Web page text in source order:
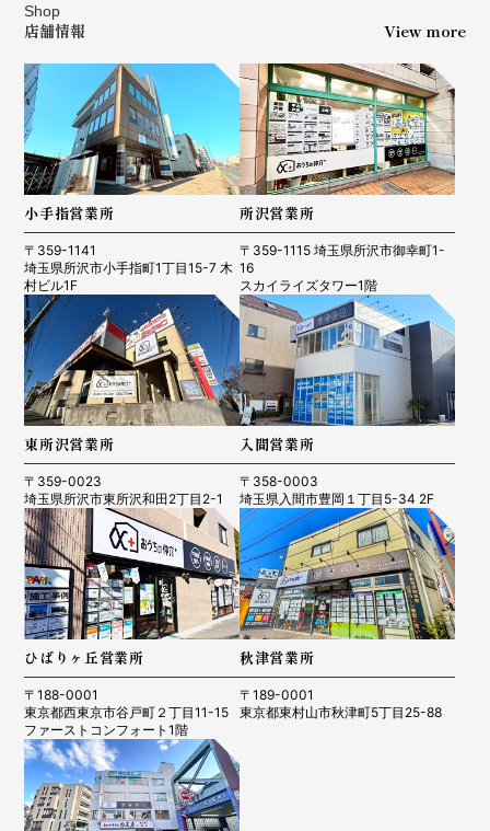
Shop
店舗情報 View more
小手指営業所
〒359-1141
埼玉県所沢市小手指町1丁目15-7 木
村ビル1F
所沢営業所
〒359-1115 埼玉県所沢市御幸町1-
16
スカイライズタワー1階
東所沢営業所
〒359-0023
埼玉県所沢市東所沢和田2丁目2-1
入間営業所
〒358-0003
埼玉県入間市豊岡１丁目5-34 2F
ひばりヶ丘営業所
〒188-0001
東京都西東京市谷戸町２丁目11-15
ファーストコンフォート1階
秋津営業所
〒189-0001
東京都東村山市秋津町5丁目25-88